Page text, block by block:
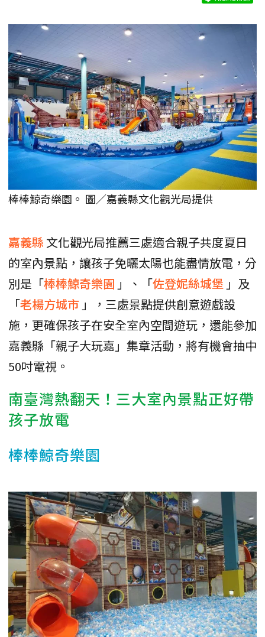
棒棒鯨奇樂園。 圖／嘉義縣文化觀光局提供
嘉義縣 文化觀光局推薦三處適合親子共度夏日
的室內景點，讓孩子免曬太陽也能盡情放電，分
別是「棒棒鯨奇樂園 」、「佐登妮絲城堡 」及
「老楊方城市 」，三處景點提供創意遊戲設
施，更確保孩子在安全室內空間遊玩，還能參加
嘉義縣「親子大玩嘉」集章活動，將有機會抽中
50吋電視。
南臺灣熱翻天！三大室內景點正好帶
孩子放電
棒棒鯨奇樂園